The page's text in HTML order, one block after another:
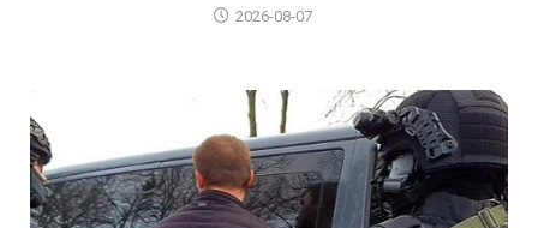
2026-08-07